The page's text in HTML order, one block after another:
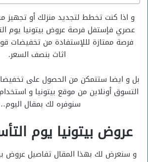
و اذا كنت تخطط لتجديد منزلك أو
فرصة ممتازة لللإستفادة من تخفيضات
اثاث بنصف السعر.
بل و ايضا ستتمكن من الحصول على
التسوق أونلاين من موقع بيتونيا و
سنوفره لك بمقال
عروض بيتونيا يوم
و سنعرض لك بهذا المقال تفاصيل عروض